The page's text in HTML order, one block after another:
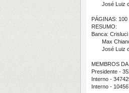
José Luiz
PÁGINAS: 100
RESUMO:
Banca:
Max
José Luiz
MEMBROS
Presidente -
Interno -
Interno -